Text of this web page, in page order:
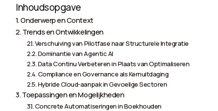
Inhoudsopgave
Onderwerp en Context
Trends en Ontwikkelingen
Verschuiving van Pilotfase naar Structurele Integratie
Dominantie van Agentic AI
Data Continu Verbeteren in Plaats van Optimaliseren
Compliance en Governance als Kernuitdaging
Hybride Cloud-aanpak in Gevoelige Sectoren
Toepassingen en Mogelijkheden
Concrete Automatiseringen in Boekhouden